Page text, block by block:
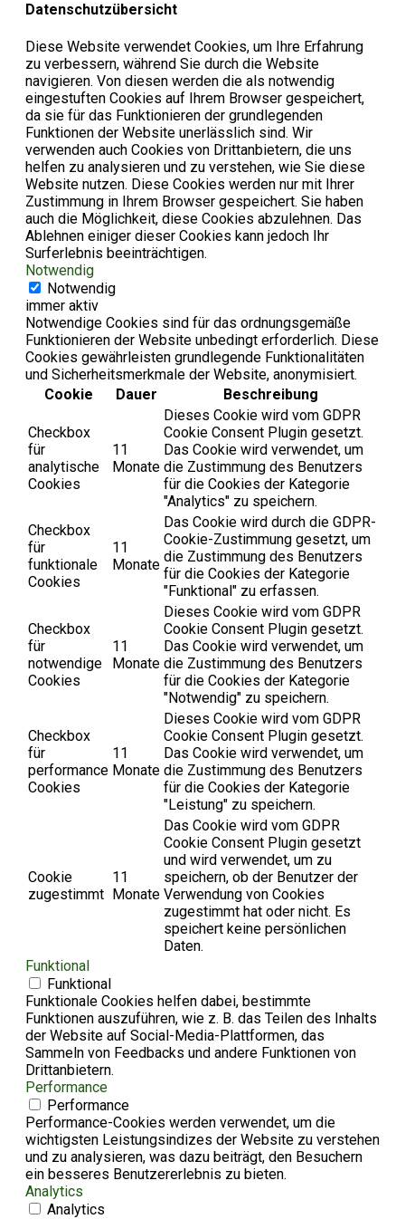
Datenschutzübersicht
Diese Website verwendet Cookies, um Ihre Erfahrung
zu verbessern, während Sie durch die Website
navigieren. Von diesen werden die als notwendig
eingestuften Cookies auf Ihrem Browser gespeichert,
da sie für das Funktionieren der grundlegenden
Funktionen der Website unerlässlich sind. Wir
verwenden auch Cookies von Drittanbietern, die uns
helfen zu analysieren und zu verstehen, wie Sie diese
Website nutzen. Diese Cookies werden nur mit Ihrer
Zustimmung in Ihrem Browser gespeichert. Sie haben
auch die Möglichkeit, diese Cookies abzulehnen. Das
Ablehnen einiger dieser Cookies kann jedoch Ihr
Surferlebnis beeinträchtigen.
Notwendig
Notwendig
immer aktiv
Notwendige Cookies sind für das ordnungsgemäße
Funktionieren der Website unbedingt erforderlich. Diese
Cookies gewährleisten grundlegende Funktionalitäten
und Sicherheitsmerkmale der Website, anonymisiert.
Cookie
Dauer Beschreibung
Checkbox
für
analytische
Cookies
11
Monate
Dieses Cookie wird vom GDPR
Cookie Consent Plugin gesetzt.
Das Cookie wird verwendet, um
die Zustimmung des Benutzers
für die Cookies der Kategorie
"Analytics" zu speichern.
Checkbox
für
funktionale
Cookies
11
Monate
Das Cookie wird durch die GDPR-
Cookie-Zustimmung gesetzt, um
die Zustimmung des Benutzers
für die Cookies der Kategorie
"Funktional" zu erfassen.
Checkbox
für
notwendige
Cookies
11
Monate
Dieses Cookie wird vom GDPR
Cookie Consent Plugin gesetzt.
Das Cookie wird verwendet, um
die Zustimmung des Benutzers
für die Cookies der Kategorie
"Notwendig" zu speichern.
Checkbox
für
performance
Cookies
11
Monate
Dieses Cookie wird vom GDPR
Cookie Consent Plugin gesetzt.
Das Cookie wird verwendet, um
die Zustimmung des Benutzers
für die Cookies der Kategorie
"Leistung" zu speichern.
Cookie
zugestimmt
11
Monate
Das Cookie wird vom GDPR
Cookie Consent Plugin gesetzt
und wird verwendet, um zu
speichern, ob der Benutzer der
Verwendung von Cookies
zugestimmt hat oder nicht. Es
speichert keine persönlichen
Daten.
Funktional
Funktional
Funktionale Cookies helfen dabei, bestimmte
Funktionen auszuführen, wie z. B. das Teilen des Inhalts
der Website auf Social-Media-Plattformen, das
Sammeln von Feedbacks und andere Funktionen von
Drittanbietern.
Performance
Performance
Performance-Cookies werden verwendet, um die
wichtigsten Leistungsindizes der Website zu verstehen
und zu analysieren, was dazu beiträgt, den Besuchern
ein besseres Benutzererlebnis zu bieten.
Analytics
Analytics